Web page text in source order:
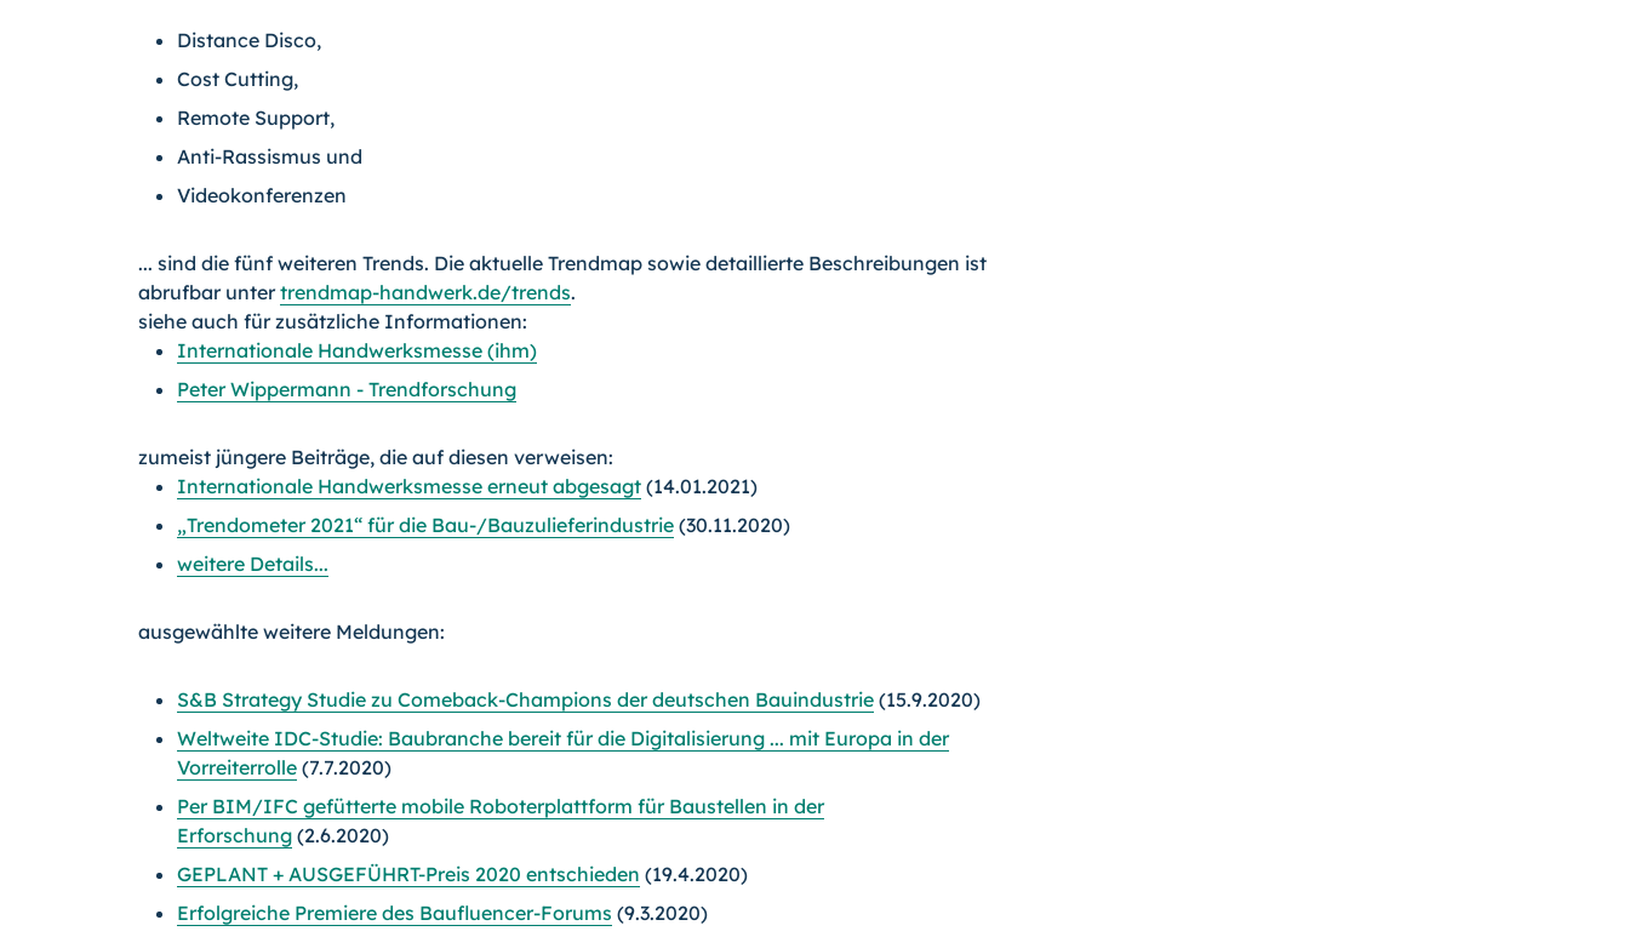
Distance Disco,
Cost Cutting,
Remote Support,
Anti-Rassismus und
Videokonferenzen
... sind die fünf weiteren Trends. Die aktuelle Trendmap sowie detaillierte Beschreibungen ist
abrufbar untertrendmap-handwerk.de/trends.
siehe auch für zusätzliche Informationen:
Internationale Handwerksmesse (ihm)
Peter Wippermann - Trendforschung
zumeist jüngere Beiträge, die auf diesen verweisen:
Internationale Handwerksmesse erneut abgesagt (14.01.2021)
„Trendometer 2021“ für die Bau-/Bauzulieferindus­trie (30.11.2020)
weitere Details...
ausgewählte weitere Meldungen:
S&B Strategy Studie zu Comeback-Champions der deutschen Bauindustrie (15.9.2020)
Weltweite IDC-Studie: Baubranche bereit für die Digitalisierung ... mit Europa in der
Vorreiterrolle (7.7.2020)
Per BIM/IFC gefütterte mobile Roboterplattform für Baustellen in der
Erforschung (2.6.2020)
GEPLANT + AUSGEFÜHRT-Preis 2020 entschieden (19.4.2020)
Erfolgreiche Premiere des Baufluencer-Forums (9.3.2020)